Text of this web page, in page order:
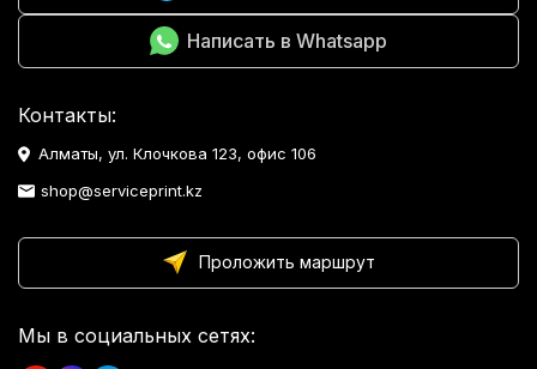
Написать в Whatsapp
Контакты:
Алматы, ул. Клочкова 123, офис 106
shop@serviceprint.kz
Проложить маршрут
Мы в социальных сетях: